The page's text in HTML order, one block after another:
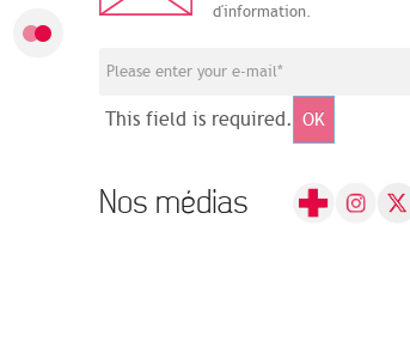
d'information.
This field is required. OK
Nos médias